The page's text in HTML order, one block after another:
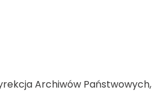
Archiwów Państwowych,